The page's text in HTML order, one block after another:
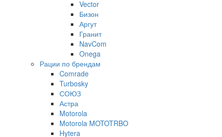
Vector
Бизон
Аргут
Гранит
NavCom
Onega
Рации по брендам
Comrade
Turbosky
СОЮЗ
Астра
Motorola
Motorola MOTOTRBO
Hytera